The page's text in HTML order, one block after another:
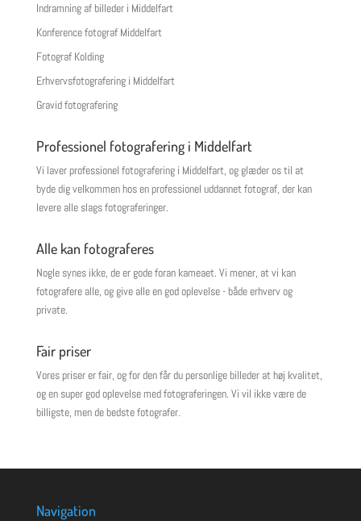
Indramning af billeder i Middelfart
Konference fotograf Middelfart
Fotograf Kolding
Erhvervsfotografering i Middelfart
Gravid fotografering
Professionel fotografering i Middelfart
Vi laver professionel fotografering i Middelfart, og glæder os til at
byde dig velkommen hos en professionel uddannet fotograf, der kan
levere alle slags fotograferinger.
Alle kan fotograferes
Nogle synes ikke, de er gode foran kameaet. Vi mener, at vi kan
fotografere alle, og give alle en god oplevelse - både erhverv og
private.
Fair priser
Vores priser er fair, og for den får du personlige billeder at høj kvalitet,
og en super god oplevelse med fotograferingen. Vi vil ikke være de
billigste, men de bedste fotografer.
Navigation